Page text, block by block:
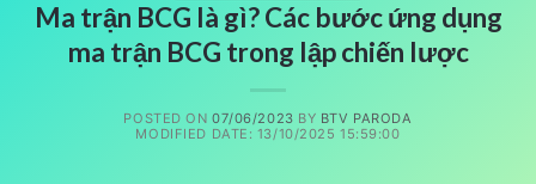
Ma trận BCG là gì? Các bước ứng dụng
ma trận BCG trong lập chiến lược
POSTED ON07/06/2023 BY BTV PARODA
MODIFIED DATE: 13/10/2025 15:59:00